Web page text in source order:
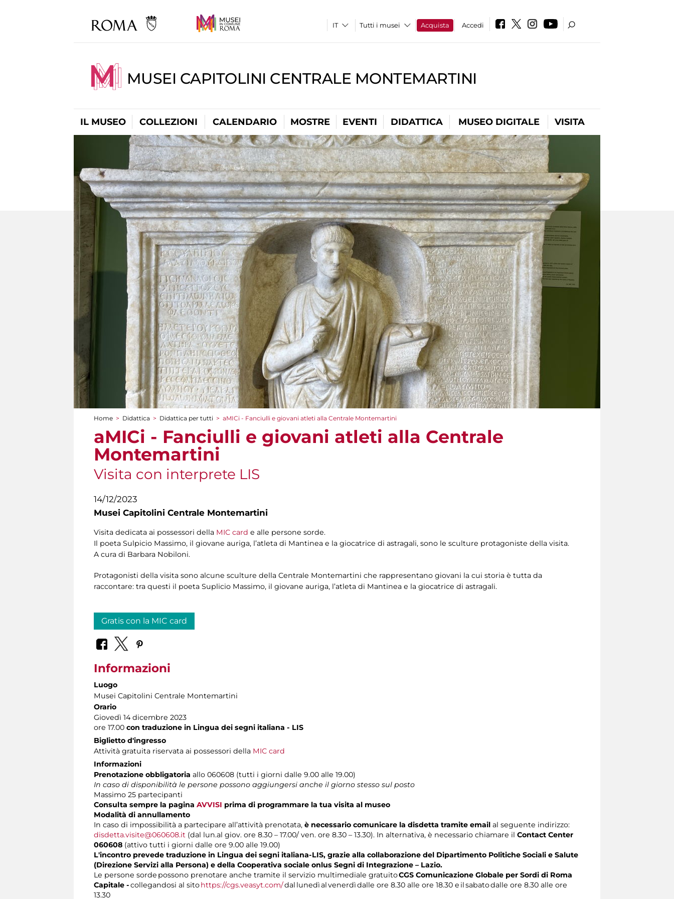
Tutti i musei Acquista Accedi
MUSEI CAPITOLINI CENTRALE MONTEMARTINI
IL MUSEO COLLEZIONI CALENDARIO MOSTRE EVENTI DIDATTICA MUSEO DIGITALE VISITA
Tu sei qui
Home > Didattica > Didattica per tutti > aMICi - Fanciulli e giovani atleti alla Centrale Montemartini
aMICi - Fanciulli e giovani atleti alla Centrale
Montemartini
Visita con interprete LIS
14/12/2023
Musei Capitolini Centrale Montemartini
Visita dedicata ai possessori della MIC card e alle persone sorde.
Il poeta Sulpicio Massimo, il giovane auriga, l’atleta di Mantinea e la giocatrice di astragali, sono le sculture protagoniste della visita.
A cura di Barbara Nobiloni.
Protagonisti della visita sono alcune sculture della Centrale Montemartini che rappresentano giovani la cui storia è tutta da
raccontare: tra questi il poeta Suplicio Massimo, il giovane auriga, l’atleta di Mantinea e la giocatrice di astragali.
Gratis con la MIC card
Informazioni
Luogo
Musei Capitolini Centrale Montemartini
Orario
Giovedì 14 dicembre 2023
ore 17.00 con traduzione in Lingua dei segni italiana - LIS
Biglietto d'ingresso
Attività gratuita riservata ai possessori della MIC card
Informazioni
Prenotazione obbligatoria allo 060608 (tutti i giorni dalle 9.00 alle 19.00)
In caso di disponibilità le persone possono aggiungersi anche il giorno stesso sul posto
Massimo 25 partecipanti
Consulta sempre la pagina AVVISI prima di programmare la tua visita al museo
Modalità di annullamento
In caso di impossibilità a partecipare all’attività prenotata, è necessario comunicare la disdetta tramite email al seguente indirizzo:
disdetta.visite@060608.it (dal lun.al giov. ore 8.30 – 17.00/ ven. ore 8.30 – 13.30). In alternativa, è necessario chiamare il Contact Center
060608 (attivo tutti i giorni dalle ore 9.00 alle 19.00)
L'incontro prevede traduzione in Lingua dei segni italiana-LIS, grazie alla collaborazione del Dipartimento Politiche Sociali e Salute
(Direzione Servizi alla Persona) e della Cooperativa sociale onlus Segni di Integrazione – Lazio.
Le persone sorde possono prenotare anche tramite il servizio multimediale gratuitoCGS Comunicazione Globale per Sordi di Roma
Capitale -collegandosi al sitohttps://cgs.veasyt.com/dal lunedì al venerdì dalle ore 8.30 alle ore 18.30 e il sabato dalle ore 8.30 alle ore
13.30